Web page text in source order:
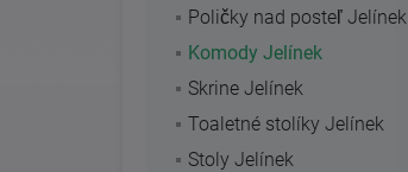
Poličky nad posteľ Jelínek
Komody Jelínek
Skrine Jelínek
Toaletné stolíky Jelínek
Stoly Jelínek